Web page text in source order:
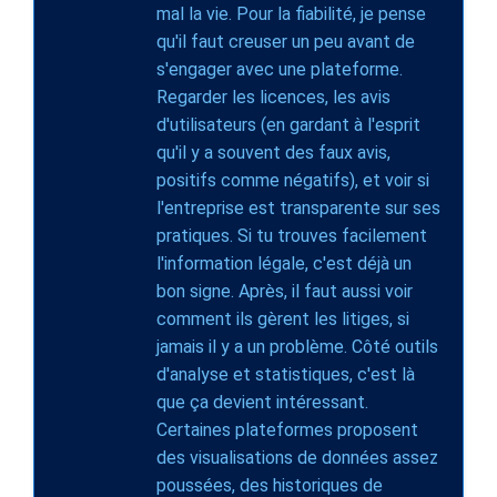
mal la vie. Pour la fiabilité, je pense
qu'il faut creuser un peu avant de
s'engager avec une plateforme.
Regarder les licences, les avis
d'utilisateurs (en gardant à l'esprit
qu'il y a souvent des faux avis,
positifs comme négatifs), et voir si
l'entreprise est transparente sur ses
pratiques. Si tu trouves facilement
l'information légale, c'est déjà un
bon signe. Après, il faut aussi voir
comment ils gèrent les litiges, si
jamais il y a un problème. Côté outils
d'analyse et statistiques, c'est là
que ça devient intéressant.
Certaines plateformes proposent
des visualisations de données assez
poussées, des historiques de